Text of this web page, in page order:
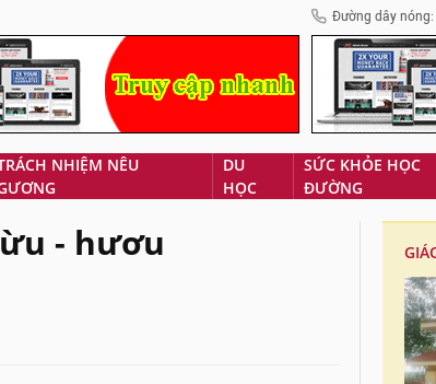
Đường dây
NHIỆM NÊU
DU
HỌC
SỨC KHỎE HỌC
ĐƯỜNG
- hươu